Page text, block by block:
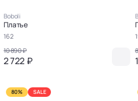
Boboli
Платье
162
10 890 ₽
2 722 ₽
80% SALE